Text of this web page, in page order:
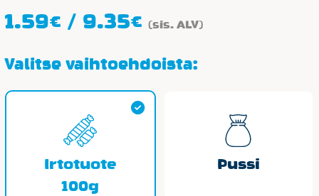
1.59€ / 9.35€Hintaluokka:
-
9.35€
(sis. ALV)
Valitse vaihtoehdoista:
Irtotuote
100g
Pussi